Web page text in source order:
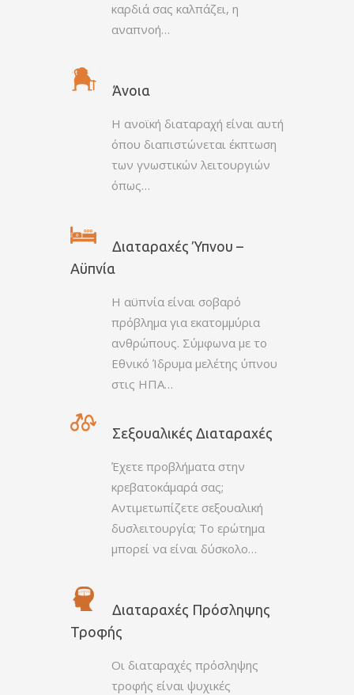
καρδιά σας καλπάζει, η
αναπνοή…
Άνοια
Η ανοϊκή διαταραχή είναι αυτή
όπου διαπιστώνεται έκπτωση
των γνωστικών λειτουργιών
όπως…
Διαταραχές Ύπνου –
Αϋπνία
Η αϋπνία είναι σοβαρό
πρόβλημα για εκατομμύρια
ανθρώπους. Σύμφωνα με το
Εθνικό Ίδρυμα μελέτης ύπνου
στις ΗΠΑ…
Σεξουαλικές Διαταραχές
Έχετε προβλήματα στην
κρεβατοκάμαρά σας;
Αντιμετωπίζετε σεξουαλική
δυσλειτουργία; Το ερώτημα
μπορεί να είναι δύσκολο…
Διαταραχές Πρόσληψης
Τροφής
Οι διαταραχές πρόσληψης
τροφής είναι ψυχικές